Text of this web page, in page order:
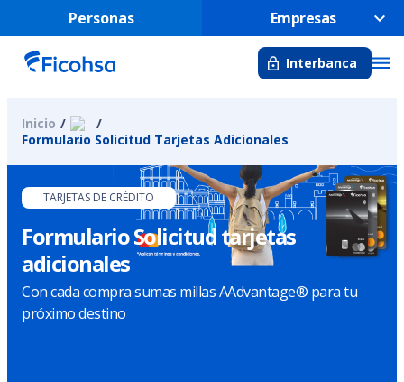
Personas Empresas
Interbanca
Inicio
Formulario Solicitud Tarjetas Adicionales
TARJETAS DE CRÉDITO
Formulario Solicitud tarjetas
adicionales
Con cada compra sumas millas AAdvantage® para tu
próximo destino